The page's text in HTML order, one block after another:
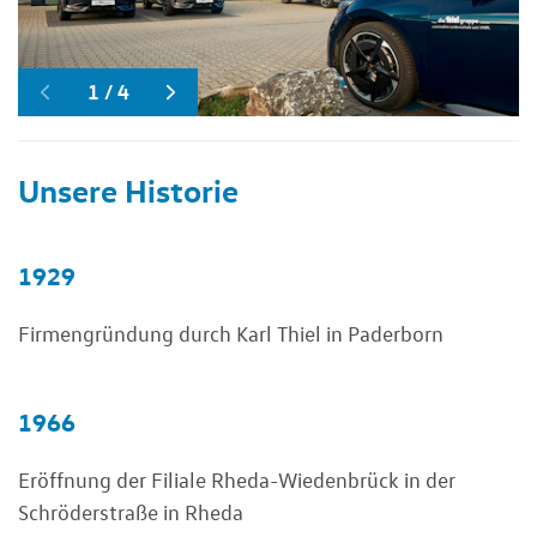
1 /4
1 4
1 4
1 4
Unsere Historie
1929
Firmengründung durch Karl Thiel in Paderborn
1966
Eröffnung der Filiale Rheda-Wiedenbrück in der
Schröderstraße in Rheda